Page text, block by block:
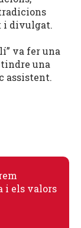
i divulgat.
va fer una
tindre una
assistent.
i els valors